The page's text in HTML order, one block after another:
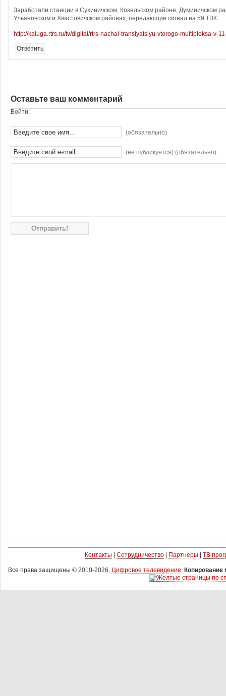
Заработали станции в Сухиничском, Козельском районе, Думиничском
Ульяновском и Хвастовичском районах, передающие сигнал на 59 ТВК.
http://kaluga.rtrs.ru/tv/digital/rtrs-nachal-translyatsiyu-vtorogo-multipleksa-v-
Ответить
Оставьте ваш комментарий
Войти:
(обязательно)
(не публикуется) (обязательно)
Контакты Сотрудничество| Партнеры ТВ
Все права защищены © 2010-2026, Цифровое телевидение. Копирование